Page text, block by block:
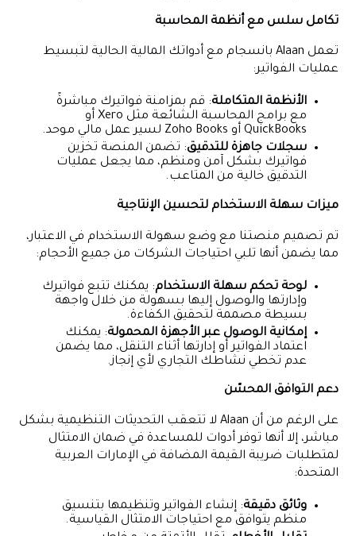
تكامل سلس مع أنظمة المحاسبة
تعمل Alaan بانسجام مع أدواتك المالية الحالية لتبسيط
عمليات الفواتير:
الأنظمة المتكاملة: قم بمزامنة فواتيرك مباشرةً
مع برامج المحاسبة الشائعة مثل Xero أو
QuickBooks أو Zoho Books لسير عمل مالي موحد.
سجلات جاهزة للتدقيق: تضمن المنصة تخزين
فواتيرك بشكل آمن ومنظم، مما يجعل عمليات
التدقيق خالية من المتاعب.
ميزات سهلة الاستخدام لتحسين الإنتاجية
تم تصميم منصتنا مع وضع سهولة الاستخدام في الاعتبار،
مما يضمن أنها تلبي احتياجات الشركات من جميع الأحجام:
لوحة تحكم سهلة الاستخدام: يمكنك تتبع فواتيرك
وإدارتها والوصول إليها بسهولة من خلال واجهة
بسيطة مصممة لتحقيق الكفاءة.
إمكانية الوصول عبر الأجهزة المحمولة: يمكنك
اعتماد الفواتير أو إدارتها أثناء التنقل، مما يضمن
عدم تخطي نشاطك التجاري لأي إنجاز.
دعم التوافق المحسّن
على الرغم من أن Alaan لا تتعقب التحديثات التنظيمية بشكل
مباشر، إلا أنها توفر أدوات للمساعدة في ضمان الامتثال
لمتطلبات ضريبة القيمة المضافة في الإمارات العربية
المتحدة:
وثائق دقيقة: إنشاء الفواتير وتنظيمها بتنسيق
منظم يتوافق مع احتياجات الامتثال القياسية.